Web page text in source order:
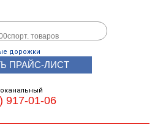
дорожки
ПРАЙС-ЛИСТ
917-01-06